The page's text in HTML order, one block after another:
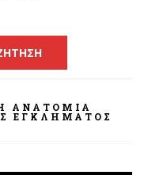
ΑΝΑΤΟΜΊΑ
ΕΓΚΛΉΜΑΤΟΣ